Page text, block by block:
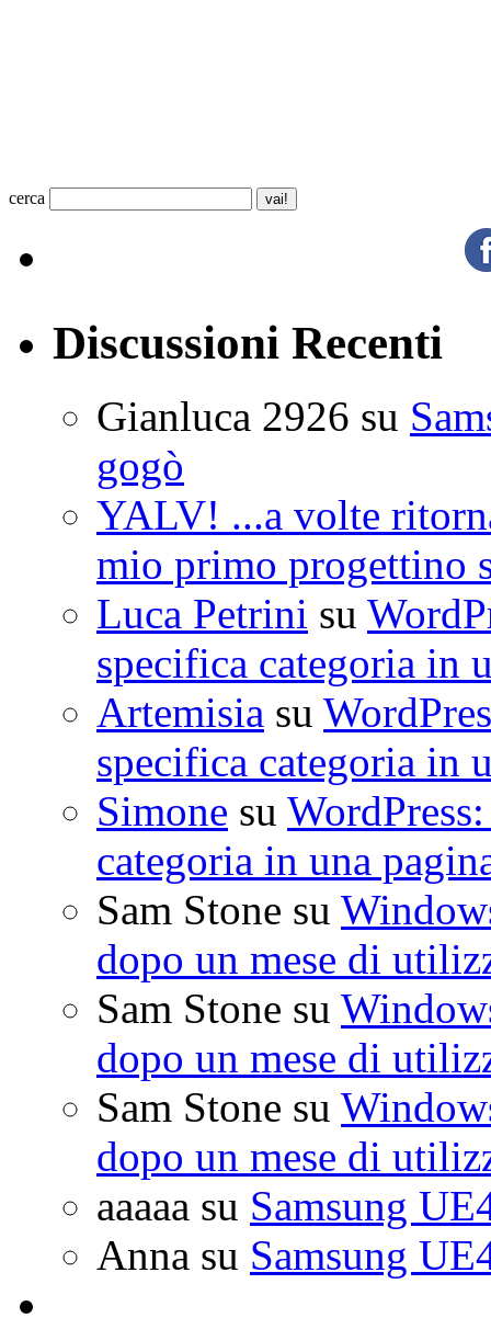
cerca
Discussioni Recenti
Gianluca 2926 su
gogò
YALV! ...a volte
mio primo progettino
Luca Petrini su
specifica categoria in
Artemisia su
specifica categoria in
Simone su
categoria in una
Sam Stone su
dopo un mese di
Sam Stone su
dopo un mese di
Sam Stone su
dopo un mese di
aaaaa su Samsung
Anna su Samsung